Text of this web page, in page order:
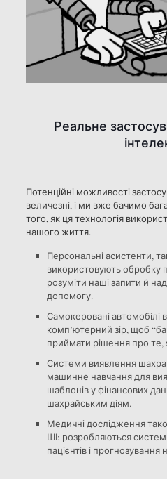
Реальне
Потенційні можливості
величезні, і ми вже бачимо
того, як ця технологія
нашого життя.
Персональні асистенти,
використовують обробку
розуміти наші запити й
допомогу.
Самокеровані автомобілі
комп’ютерний зір, щоб
приймати рішення про те,
Системи виявлення
машинне навчання для
шаблонів у фінансових
шахрайським діям.
Медичні дослідження
ШІ: розробляються
пацієнтів і прогнозування